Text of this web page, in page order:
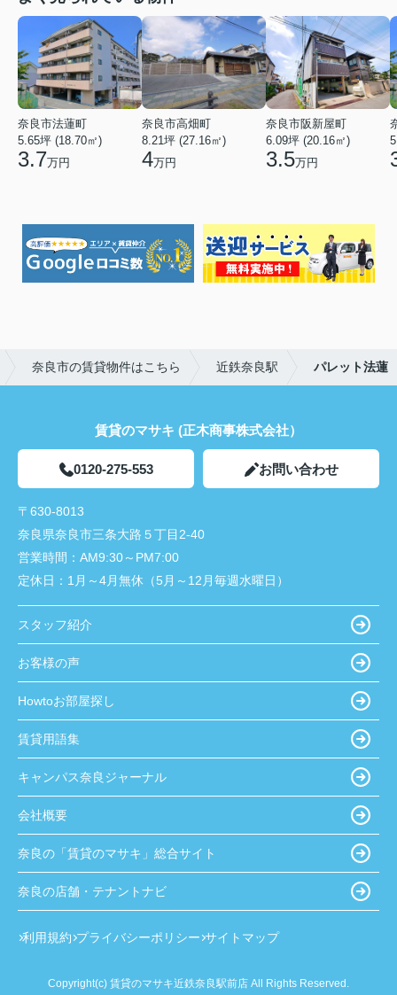
奈良市法蓮町
5.65坪 (18.70㎡)
3.7万円
奈良市高畑町
8.21坪 (27.16㎡)
4万円
奈良市阪新屋町
6.09坪 (20.16㎡)
3.5万円
奈良市の賃貸物件はこちら 近鉄奈良駅 パレット法蓮
賃貸のマサキ (正木商事株式会社）
0120-275-553 お問い合わせ
〒630-8013
奈良県奈良市三条大路５丁目2-40
営業時間： AM9:30～PM7:00
定休日： 1月～4月無休（5月～12月毎週水曜日）
スタッフ紹介
お客様の声
Howtoお部屋探し
賃貸用語集
キャンパス奈良ジャーナル
会社概要
奈良の「賃貸のマサキ」総合サイト
奈良の店舗・テナントナビ
利用規約 プライバシーポリシー サイトマップ
Copyright(c) 賃貸のマサキ近鉄奈良駅前店 All Rights Reserved.